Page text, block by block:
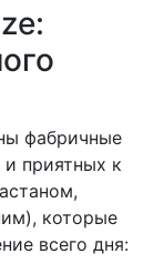
фабричные
приятных к
которые
всего дня: